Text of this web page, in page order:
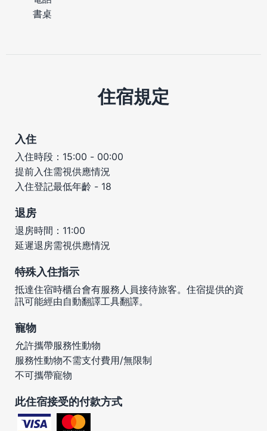
書桌
住宿規定
入住
入住時段：15:00 - 00:00
提前入住需視供應情況
入住登記最低年齡 - 18
退房
退房時間：11:00
延遲退房需視供應情況
特殊入住指示
抵達住宿時櫃台會有服務人員接待旅客。住宿提供的資
訊可能經由自動翻譯工具翻譯。
寵物
允許攜帶服務性動物
服務性動物不需支付費用/無限制
不可攜帶寵物
此住宿接受的付款方式